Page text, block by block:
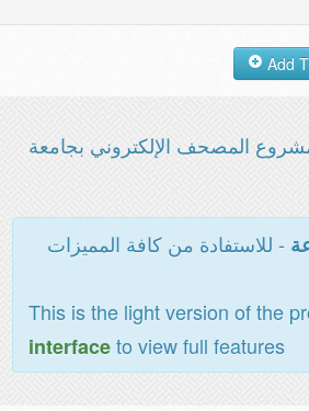
المصحف الإلكتروني بجامعة
- للاستفادة من كافة المميزات
This is the light version of the
interfaceto view full features